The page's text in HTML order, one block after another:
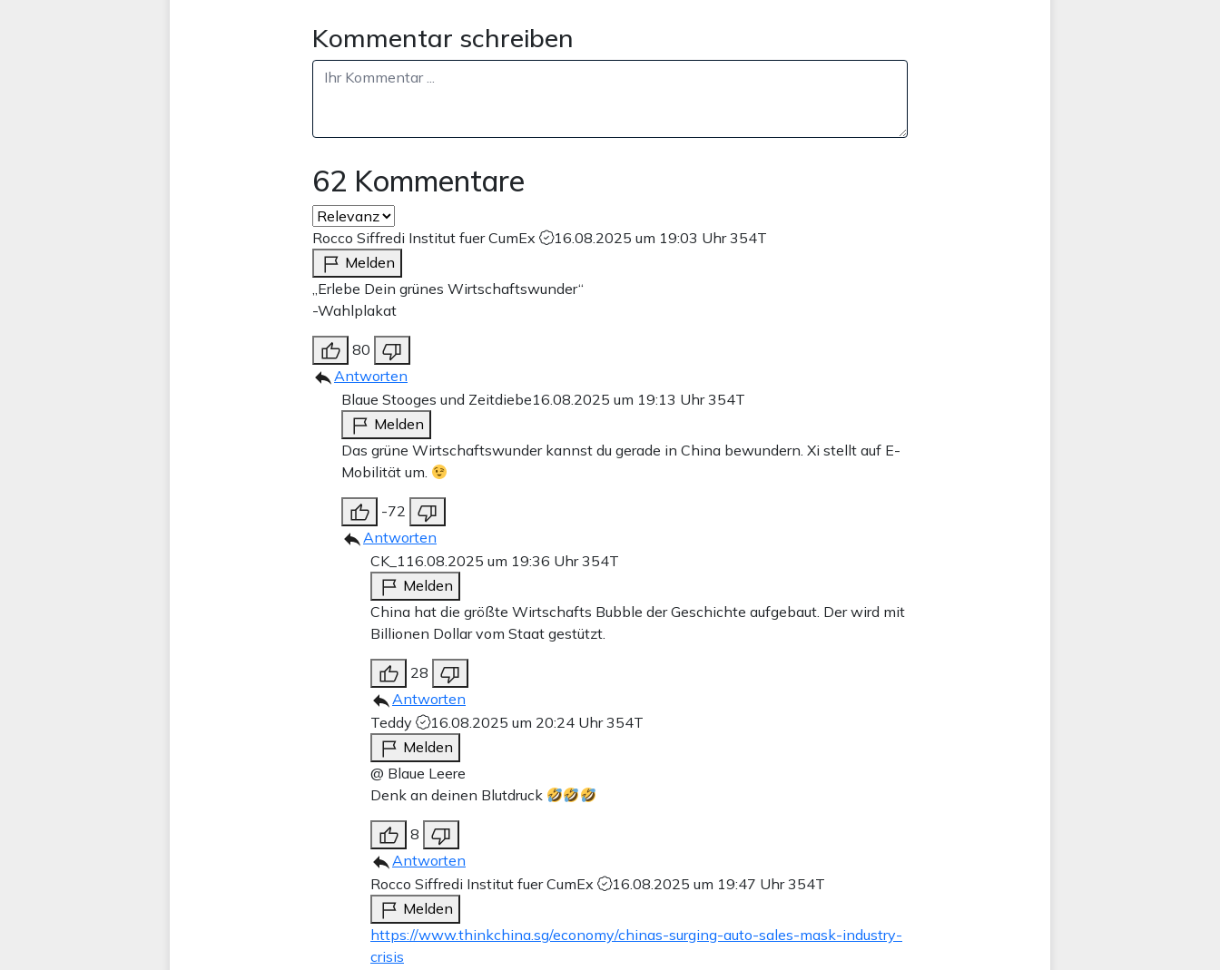
Kommentar schreiben
62 Kommentare
Rocco Siffredi Institut fuer CumEx 16.08.2025 um 19:03 Uhr354T
Melden
„Erlebe Dein grünes Wirtschaftswunder“
-Wahlplakat
80
Antworten
Blaue Stooges und Zeitdiebe16.08.2025 um 19:13 Uhr354T
Melden
Das grüne Wirtschaftswunder kannst du gerade in China bewundern. Xi stellt auf E-
Mobilität um.
-72
Antworten
CK_1 16.08.2025 um 19:36 Uhr354T
Melden
China hat die größte Wirtschafts Bubble der Geschichte aufgebaut. Der wird mit
Billionen Dollar vom Staat gestützt.
28
Antworten
Teddy
16.08.2025 um 20:24 Uhr354T
Melden
@ Blaue Leere
Denk an deinen Blutdruck
8
Antworten
Rocco Siffredi Institut fuer CumEx
16.08.2025 um 19:47 Uhr354T
Melden
https://www.thinkchina.sg/economy/chinas-surging-auto-sales-mask-industry-
crisis